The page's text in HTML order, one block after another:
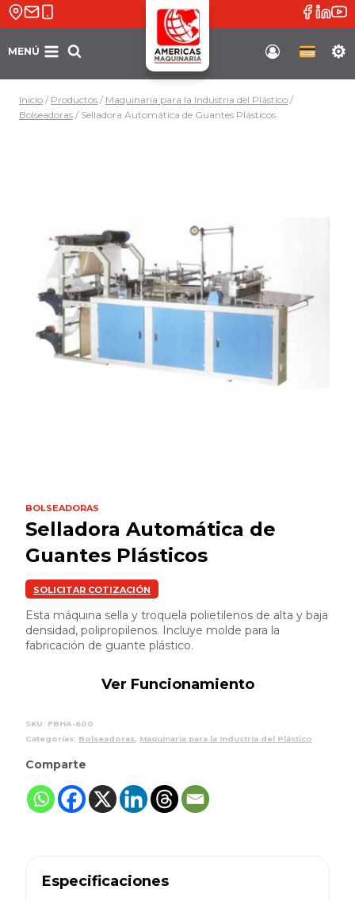
Saltar
MENÚ
Inicio / Productos / Maquinaria para la Industria del Plástico /
Bolseadoras / Selladora Automática de Guantes Plásticos
BOLSEADORAS
Selladora Automática de
Guantes Plásticos
SOLICITAR COTIZACIÓN
Esta máquina sella y troquela polietilenos de alta y baja
densidad, polipropilenos. Incluye molde para la
fabricación de guante plástico.
Ver Funcionamiento
SKU: FBHA-600
Categorías: Bolseadoras, Maquinaria para la Industria del Plástico
Comparte
Especificaciones